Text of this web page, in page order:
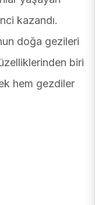
kazandı.
doğa gezileri
biri
hem gezdiler